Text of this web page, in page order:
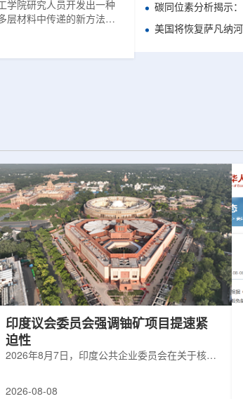
学院研究人员开发出一种
层材料中传递的新方法，
量计算机芯片等电子器件
美国将恢复萨凡纳
印度议会委员会强调铀矿项目提速紧
迫性
2026年8月7日，印度公共企业委员会在关于核电
2026-08-08